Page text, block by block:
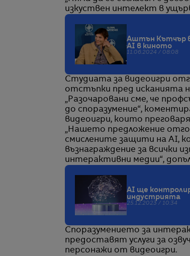
изкуствен интелект в
Аштън Кътчър
AI в киното
11.06.2024 / 08:08
Студиата за видеоигри
отстъпки пред исканията
„Разочаровани сме, че
до споразумение“,
видеоигри, които
„Нашето предложение
смислените защити на AI,
възнаграждение за всички
интерактивни медии“,
AI ще
индустрията
25.12.2023 / 10:34
Споразумението за
предоставят услуги за
персонажи от видеоигри.